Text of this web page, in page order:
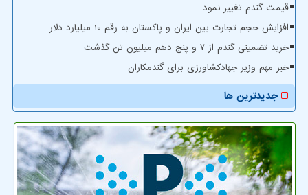
قیمت گندم تغییر نمود
افزایش حجم تجارت بین ایران و پاکستان به رقم 10 میلیارد دلار
خرید تضمینی گندم از ۷ و پنج دهم میلیون تن گذشت
خبر مهم وزیر جهادکشاورزی برای گندمکاران
جدیدترین ها